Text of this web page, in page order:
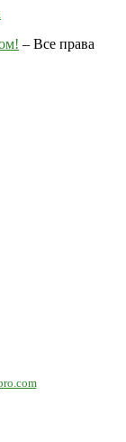
– Все права